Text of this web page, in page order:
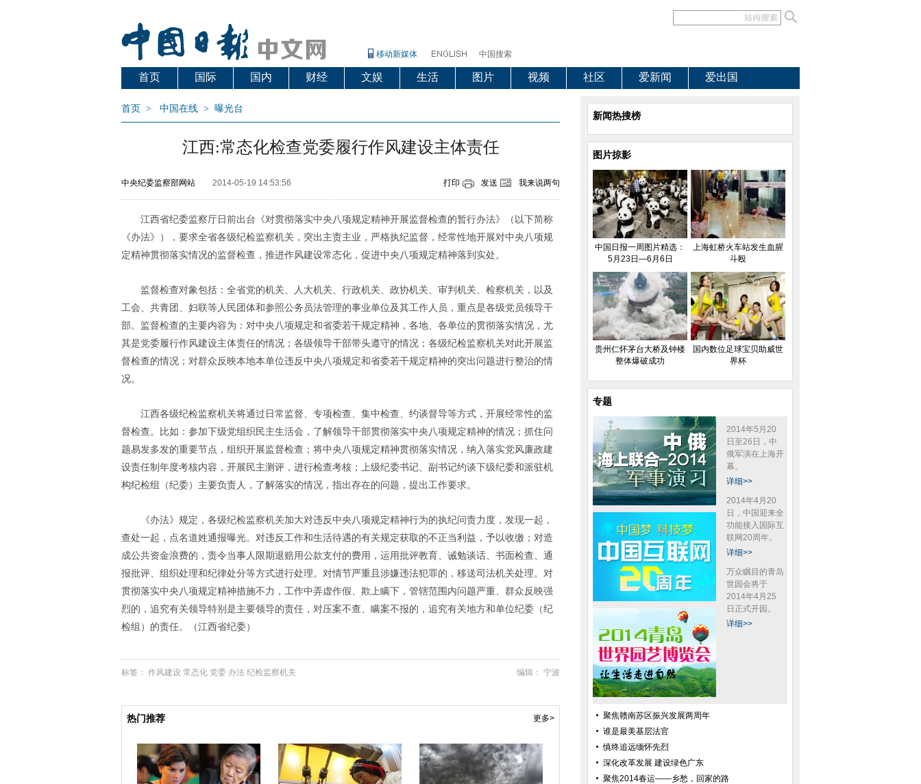
移动新媒体 中国搜索
首页 国际 国内 财经 文娱 生活 图片 视频 社区 爱新闻 爱出国
首页 > 中国在线 > 曝光台
江西:常态化检查党委履行作风建设主体责任
中央纪委监察部网站 2014-05-19 14:53:56 打印 发送 我来说两句
江西省纪委监察厅日前出台《对贯彻落实中央八项规定精神开展监督检查的暂行办法》（以下简称
《办法》），要求全省各级纪检监察机关，突出主责主业，严格执纪监督，经常性地开展对中央八项规
定精神贯彻落实情况的监督检查，推进作风建设常态化，促进中央八项规定精神落到实处。
监督检查对象包括：全省党的机关、人大机关、行政机关、政协机关、审判机关、检察机关，以及
工会、共青团、妇联等人民团体和参照公务员法管理的事业单位及其工作人员，重点是各级党员领导干
部。监督检查的主要内容为：对中央八项规定和省委若干规定精神，各地、各单位的贯彻落实情况，尤
其是党委履行作风建设主体责任的情况；各级领导干部带头遵守的情况；各级纪检监察机关对此开展监
督检查的情况；对群众反映本地本单位违反中央八项规定和省委若干规定精神的突出问题进行整治的情
况。
江西各级纪检监察机关将通过日常监督、专项检查、集中检查、约谈督导等方式，开展经常性的监
督检查。比如：参加下级党组织民主生活会，了解领导干部贯彻落实中央八项规定精神的情况；抓住问
题易发多发的重要节点，组织开展监督检查；将中央八项规定精神贯彻落实情况，纳入落实党风廉政建
设责任制年度考核内容，开展民主测评，进行检查考核；上级纪委书记、副书记约谈下级纪委和派驻机
构纪检组（纪委）主要负责人，了解落实的情况，指出存在的问题，提出工作要求。
《办法》规定，各级纪检监察机关加大对违反中央八项规定精神行为的执纪问责力度，发现一起，
查处一起，点名道姓通报曝光。对违反工作和生活待遇的有关规定获取的不正当利益，予以收缴；对造
成公共资金浪费的，责令当事人限期退赔用公款支付的费用，运用批评教育、诫勉谈话、书面检查、通
报批评、组织处理和纪律处分等方式进行处理。对情节严重且涉嫌违法犯罪的，移送司法机关处理。对
贯彻落实中央八项规定精神措施不力，工作中弄虚作假、欺上瞒下，管辖范围内问题严重、群众反映强
烈的，追究有关领导特别是主要领导的责任，对压案不查、瞒案不报的，追究有关地方和单位纪委（纪
检组）的责任。（江西省纪委）
编辑： 宁波
标签： 作风建设 常态化 党委 办法 纪检监察机关
热门推荐 更多>
新闻热搜榜
图片掠影
中国日报一周图片精选：
5月23日—6月6日
上海虹桥火车站发生血腥
斗殴
贵州仁怀茅台大桥及钟楼
整体爆破成功
国内数位足球宝贝助威世
界杯
专题
2014年5月20
日至26日，中
俄军演在上海开
幕。
详细>>
2014年4月20
日，中国迎来全
功能接入国际互
联网20周年。
详细>>
万众瞩目的青岛
世园会将于
2014年4月25
日正式开园。
详细>>
聚焦赣南苏区振兴发展两周年
谁是最美基层法官
慎终追远缅怀先烈
深化改革发展 建设绿色广东
聚焦2014春运——乡愁，回家的路